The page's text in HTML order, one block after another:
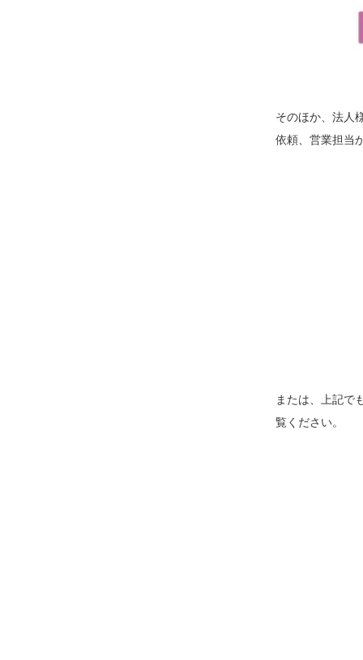
そのほか、法人
依頼、営業担当
または、上記で
覧ください。